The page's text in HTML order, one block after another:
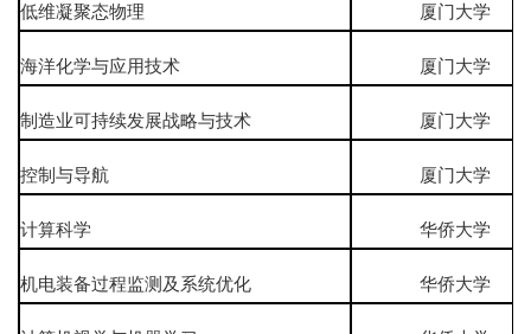
低维凝聚态物理 厦门大学
海洋化学与应用技术 厦门大学
制造业可持续发展战略与技术 厦门大学
控制与导航 厦门大学
计算科学 华侨大学
机电装备过程监测及系统优化 华侨大学